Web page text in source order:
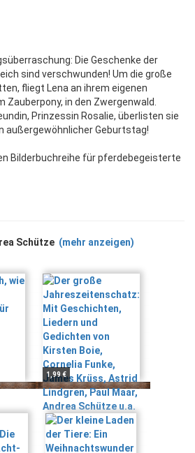
Die Geschenke der
sind verschwunden! Um die große
fliegt Lena an ihrem eigenen
Zauberpony, in den Zwergenwald.
Prinzessin Rosalie, überlisten sie
außergewöhnlicher Geburtstag!
Bilderbuchreihe für pferdebegeisterte
Schütze (mehr anzeigen)
1,99 €